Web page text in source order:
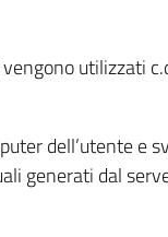
utilizzati
dell’utente e
dal